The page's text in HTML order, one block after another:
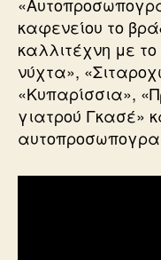
καφενείου το
καλλιτέχνη με
νύχτα»,
«Κυπαρίσσια»,
γιατρού Γκασέ»